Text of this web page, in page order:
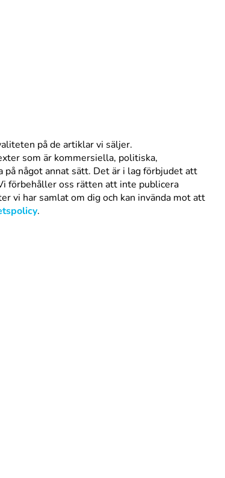
på de artiklar vi säljer.
som är kommersiella, politiska,
på något annat sätt. Det är i lag förbjudet att
förbehåller oss rätten att inte publicera
vi har samlat om dig och kan invända mot att
.